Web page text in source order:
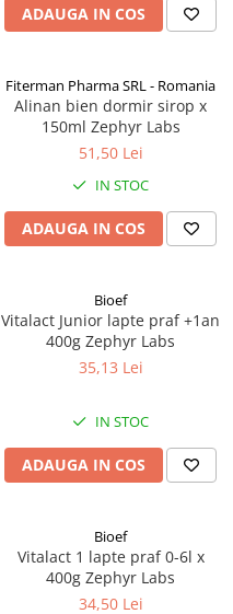
ADAUGA IN COS
Fiterman Pharma SRL - Romania
Alinan bien dormir sirop x
150ml Zephyr Labs
51,50 Lei
IN STOC
ADAUGA IN COS
Bioef
Vitalact Junior lapte praf +1an
400g Zephyr Labs
35,13 Lei
IN STOC
ADAUGA IN COS
Bioef
Vitalact 1 lapte praf 0-6l x
400g Zephyr Labs
34,50 Lei